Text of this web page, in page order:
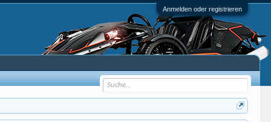
Anmelden oder registrieren